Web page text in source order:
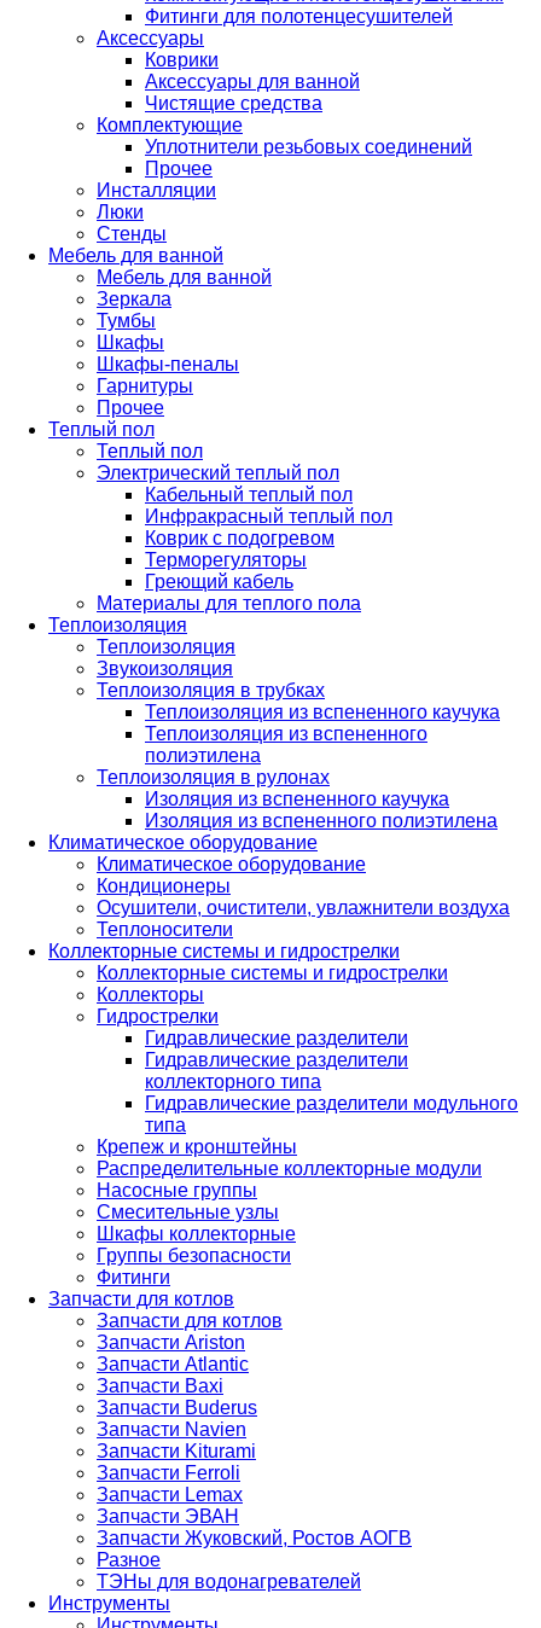
Фитинги для полотенцесушителей
Аксессуары
Коврики
Аксессуары для ванной
Чистящие средства
Комплектующие
Уплотнители резьбовых соединений
Прочее
Инсталляции
Люки
Стенды
Мебель для ванной
Мебель для ванной
Зеркала
Тумбы
Шкафы
Шкафы-пеналы
Гарнитуры
Прочее
Теплый пол
Теплый пол
Электрический теплый пол
Кабельный теплый пол
Инфракрасный теплый пол
Коврик с подогревом
Терморегуляторы
Греющий кабель
Материалы для теплого пола
Теплоизоляция
Теплоизоляция
Звукоизоляция
Теплоизоляция в трубках
Теплоизоляция из вспененного каучука
Теплоизоляция из вспененного
полиэтилена
Теплоизоляция в рулонах
Изоляция из вспененного каучука
Изоляция из вспененного полиэтилена
Климатическое оборудование
Климатическое оборудование
Кондиционеры
Осушители, очистители, увлажнители воздуха
Теплоносители
Коллекторные системы и гидрострелки
Коллекторные системы и гидрострелки
Коллекторы
Гидрострелки
Гидравлические разделители
Гидравлические разделители
коллекторного типа
Гидравлические разделители модульного
типа
Крепеж и кронштейны
Распределительные коллекторные модули
Насосные группы
Смесительные узлы
Шкафы коллекторные
Группы безопасности
Фитинги
Запчасти для котлов
Запчасти для котлов
Запчасти Ariston
Запчасти Atlantic
Запчасти Baxi
Запчасти Buderus
Запчасти Navien
Запчасти Kiturami
Запчасти Ferroli
Запчасти Lemax
Запчасти ЭВАН
Запчасти Жуковский, Ростов АОГВ
Разное
ТЭНы для водонагревателей
Инструменты